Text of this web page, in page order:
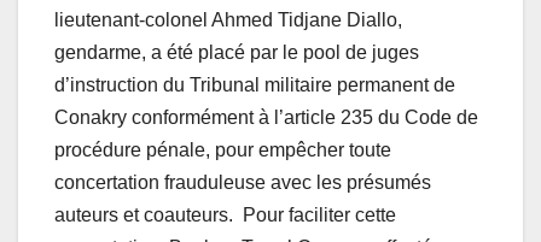
lieutenant-colonel Ahmed Tidjane Diallo,
gendarme, a été placé par le pool de juges
d’instruction du Tribunal militaire permanent de
Conakry conformément à l’article 235 du Code de
procédure pénale, pour empêcher toute
concertation frauduleuse avec les présumés
auteurs et coauteurs. Pour faciliter cette